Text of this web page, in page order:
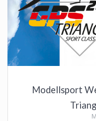
Modellsport